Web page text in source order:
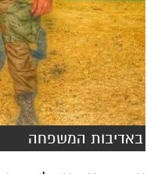
באדיבות המשפחה
איציק סעידיאן, לוחם
מול משרד הביטחון
צה"ל, טלטל מדינה